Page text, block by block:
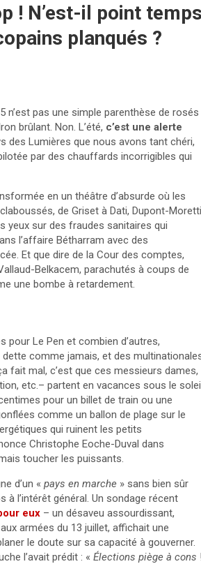
! N’est-il point temps
planqués ?
n’est pas une simple parenthèse de rosés
brûlant. Non. L’été, c’est une alerte
des Lumières que nous avons tant chéri,
par des chauffards incorrigibles qui
en un théâtre d’absurde où les
de Griset à Dati, Dupont-Moretti
yeux sur des fraudes sanitaires qui
l’affaire Bétharram avec des
Et que dire de la Cour des comptes,
Belkacem, parachutés à coups de
une bombe à retardement.
pour Le Pen et combien d’autres,
comme jamais, et des
fait mal, c’est que ces messieurs dames,
etc.– partent en vacances sous le
pour un billet de train ou une
comme un ballon de plage sur le
qui ruinent les petits
Christophe Eoche-Duval dans
toucher les puissants.
d’un « pays en marche » sans bien sûr
à l’intérêt général. Un sondage récent
eux – un désaveu assourdissant,
armées du 13 juillet, affichait une
le doute sur sa capacité à gouverner.
l’avait prédit : « Élections piège à cons !